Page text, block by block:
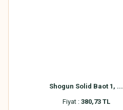
Shogun Solid Baot 1, ...
Fiyat : 380,73 TL